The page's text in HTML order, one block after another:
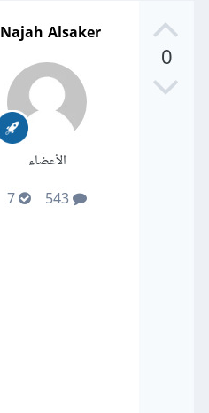
0
Najah Alsaker
الأعضاء